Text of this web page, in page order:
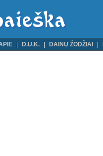
D.U.K. DAINŲ ŽODŽIAI